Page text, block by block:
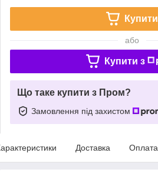
Купити
або
Купити з
Що таке купити з Пром?
Замовлення під захистом
Доставка Оплата